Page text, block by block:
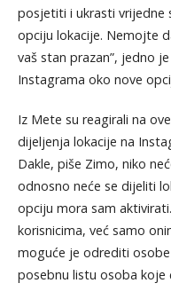
posjetiti i ukrasti vrijedne
opciju lokacije. Nemojte
vaš stan prazan”, jedno
Instagrama oko nove
Iz Mete su reagirali na
dijeljenja lokacije na
Dakle, piše Zimo, niko
odnosno neće se dijeliti
opciju mora sam
korisnicima, već samo
moguće je odrediti
posebnu listu osoba koje